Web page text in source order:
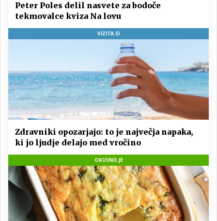
Peter Poles delil nasvete za bodoče
tekmovalce kviza Na lovu
VIZITA.SI
Zdravniki opozarjajo: to je največja napaka,
ki jo ljudje delajo med vročino
OKUSNO.JE